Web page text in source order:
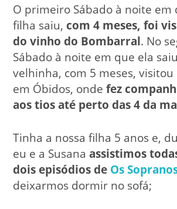
O primeiro Sábado à noite em
filha saiu, com 4 meses, foi
do vinho do Bombarral. No
Sábado à noite em que ela
velhinha, com 5 meses,
em Óbidos, onde fez
aos tios até perto das 4 da
Tinha a nossa filha 5 anos e,
eu e a Susanaassistimos
dois episódios de Os
deixarmos dormir no sofá;